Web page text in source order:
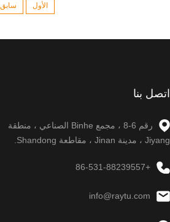
الأول سابق
اتصل بنا
رقم 6-8 ، مجمع Binhe الصناعي ، منطقة
Jiyang ، مدينة Jinan ، مقاطعة Shandong.
+86-531-88239557
info@raytu.com